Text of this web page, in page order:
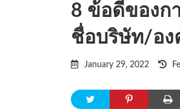
8 ข้อดีของก
ชื่อบริษัท/อง
January 29, 2022